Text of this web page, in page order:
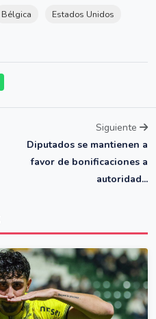
Bélgica
Estados Unidos
Siguiente
Diputados se mantienen a
favor de bonificaciones a
autoridad...